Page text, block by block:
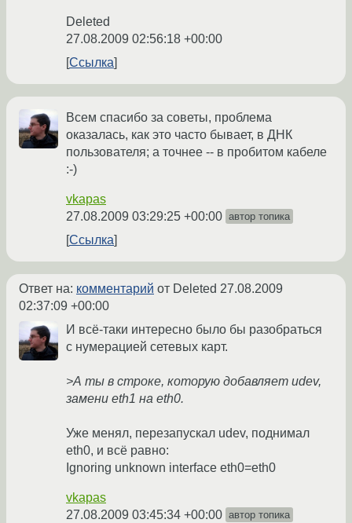
Deleted
27.08.2009 02:56:18 +00:00
Ссылка
Всем спасибо за советы, проблема
оказалась, как это часто бывает, в ДНК
пользователя; а точнее -- в пробитом кабеле
:-)
vkapas
27.08.2009 03:29:25 +00:00 автор топика
Ссылка
Ответ на: комментарий от Deleted 27.08.2009
02:37:09 +00:00
И всё-таки интересно было бы разобраться
с нумерацией сетевых карт.
>А ты в строке, которую добавляет udev,
замени eth1 на eth0.
Уже менял, перезапускал udev, поднимал
eth0, и всё равно:
Ignoring unknown interface eth0=eth0
vkapas
27.08.2009 03:45:34 +00:00 автор топика